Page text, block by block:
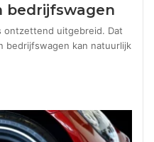
bedrijfswagen
ontzettend uitgebreid. Dat
bedrijfswagen kan natuurlijk